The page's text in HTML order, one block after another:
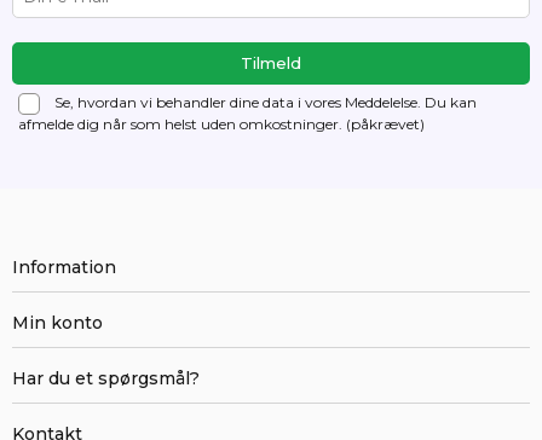
Se, hvordan vi behandler dine data i vores Meddelelse. Du kan
afmelde dig når som helst uden omkostninger. (påkrævet)
Information
Min konto
Har du et spørgsmål?
Kontakt